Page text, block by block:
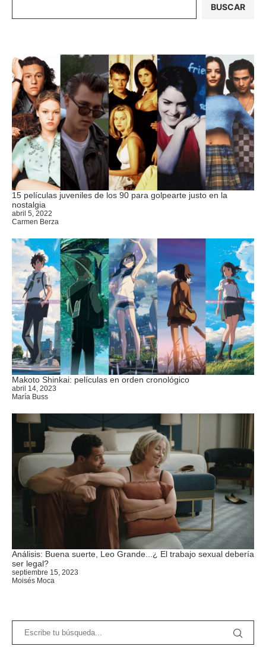
BUSCAR
15 películas juveniles de los 90 para golpearte justo en la
nostalgia
abril 5, 2022
Carmen Berza
Makoto Shinkai: películas en orden cronológico
abril 14, 2023
María Buss
Análisis: Buena suerte, Leo Grande...¿ El trabajo sexual debería
ser legal?
septiembre 15, 2023
Moisés Moca